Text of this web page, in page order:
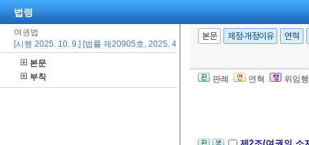
법령
여권법
[시행 2025. 10. 9.] [법률 제20905호, 2025. 4. 8., 일부개정]
본문
부칙
본문 제정·개정이유 연혁
판례 연혁 위임
제1장 총칙